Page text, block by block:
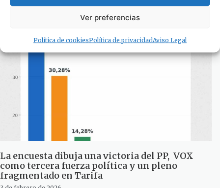
Ver preferencias
Política de cookiesPolítica de privacidadAviso Legal
9 de febrero de 2026
La encuesta dibuja una victoria del PP, VOX
como tercera fuerza política y un pleno
fragmentado en Tarifa